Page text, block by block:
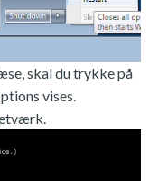
skal du trykke på
vises.